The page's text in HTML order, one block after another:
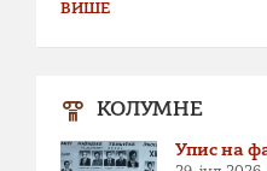
ВИШЕ
КОЛУМНЕ
Упис на